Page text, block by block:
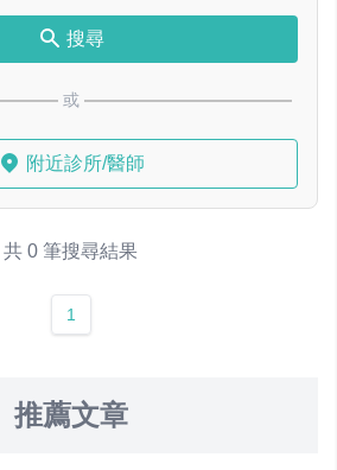
搜尋
或
附近診所/醫師
共 0 筆搜尋結果
1
推薦文章